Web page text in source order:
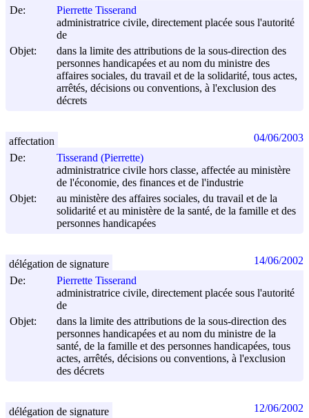
De:
Pierrette Tisserand
administratrice civile, directement placée sous l'autorité
de
Objet:
dans la limite des attributions de la sous-direction des
personnes handicapées et au nom du ministre des
affaires sociales, du travail et de la solidarité, tous actes,
arrêtés, décisions ou conventions, à l'exclusion des
décrets
De:
Tisserand (Pierrette)
administratrice civile hors classe, affectée au ministère
de l'économie, des finances et de l'industrie
Objet:
au ministère des affaires sociales, du travail et de la
solidarité et au ministère de la santé, de la famille et des
personnes handicapées
affectation 04/06/2003
De:
Pierrette Tisserand
administratrice civile, directement placée sous l'autorité
de
Objet:
dans la limite des attributions de la sous-direction des
personnes handicapées et au nom du ministre de la
santé, de la famille et des personnes handicapées, tous
actes, arrêtés, décisions ou conventions, à l'exclusion
des décrets
délégation de signature 14/06/2002
délégation de signature 12/06/2002